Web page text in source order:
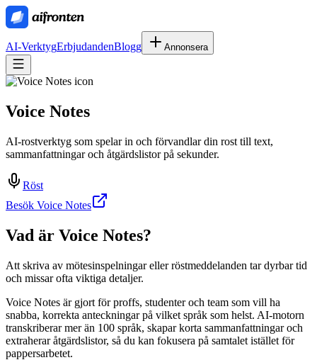
AI-VerktygErbjudandenBlogg Annonsera
Voice Notes
AI-rostverktyg som spelar in och förvandlar din rost till text,
sammanfattningar och åtgärdslistor på sekunder.
Röst
Besök Voice Notes
Vad är Voice Notes?
Att skriva av mötesinspelningar eller röstmeddelanden tar dyrbar tid
och missar ofta viktiga detaljer.
Voice Notes är gjort för proffs, studenter och team som vill ha
snabba, korrekta anteckningar på vilket språk som helst. AI‑motorn
transkriberar mer än 100 språk, skapar korta sammanfattningar och
extraherar åtgärdslistor, så du kan fokusera på samtalet istället för
pappersarbetet.